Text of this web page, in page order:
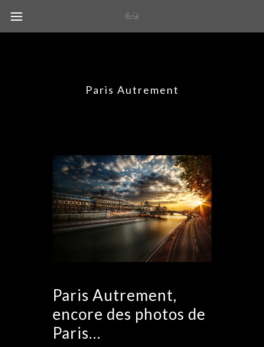
Paris Autrement
Paris Autrement,
encore des photos de
Paris…